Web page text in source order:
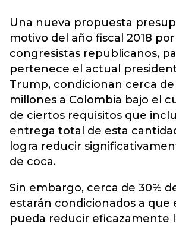
Una nueva propuesta
motivo del año fiscal 2018
congresistas republicanos,
pertenece el actual
Trump, condicionan cerca de
millones a Colombia bajo el
de ciertos requisitos que
entrega total de esta
logra reducir
de coca.
Sin embargo, cerca de 30%
estarán condicionados a que
pueda reducir eficazamente